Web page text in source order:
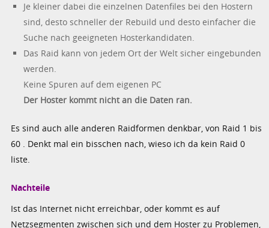
Je kleiner dabei die einzelnen Datenfiles bei den Hostern
sind, desto schneller der Rebuild und desto einfacher die
Suche nach geeigneten Hosterkandidaten.
Das Raid kann von jedem Ort der Welt sicher eingebunden
werden.
Keine Spuren auf dem eigenen PC
Der Hoster kommt nicht an die Daten ran.
Es sind auch alle anderen Raidformen denkbar, von Raid 1 bis
60 . Denkt mal ein bisschen nach, wieso ich da kein Raid 0
liste.
Nachteile
Ist das Internet nicht erreichbar, oder kommt es auf
Netzsegmenten zwischen sich und dem Hoster zu Problemen,